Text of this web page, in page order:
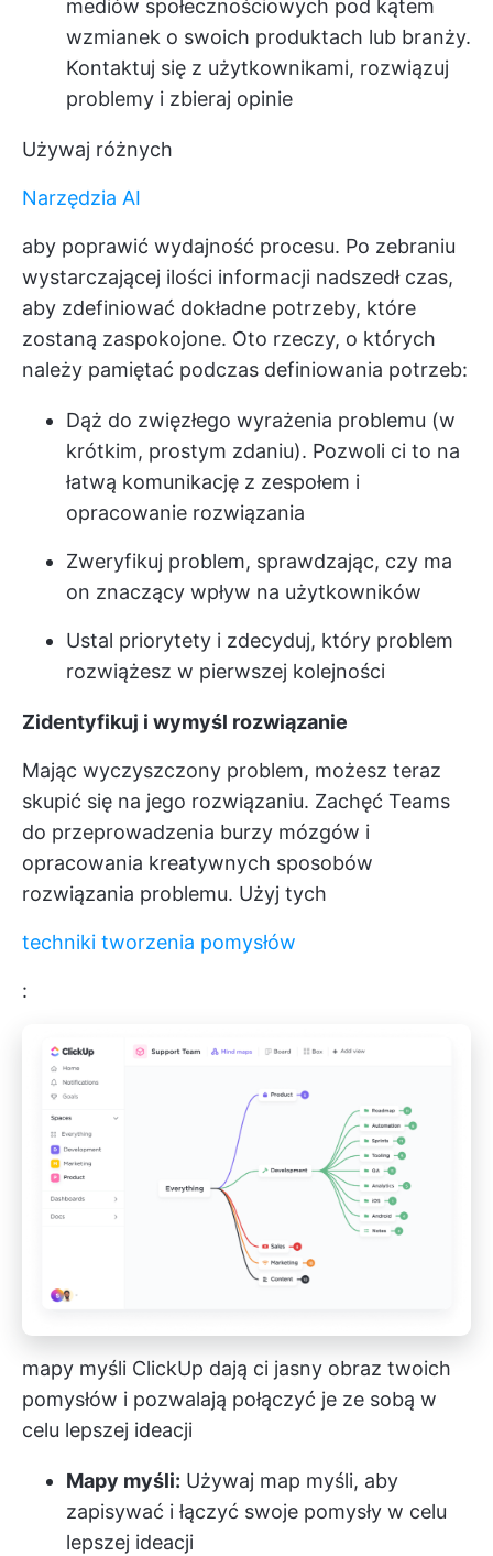
mediów społecznościowych pod kątem
wzmianek o swoich produktach lub branży.
Kontaktuj się z użytkownikami, rozwiązuj
problemy i zbieraj opinie
Używaj różnych
Narzędzia AI
aby poprawić wydajność procesu. Po zebraniu
wystarczającej ilości informacji nadszedł czas,
aby zdefiniować dokładne potrzeby, które
zostaną zaspokojone. Oto rzeczy, o których
należy pamiętać podczas definiowania potrzeb:
Dąż do zwięzłego wyrażenia problemu (w
krótkim, prostym zdaniu). Pozwoli ci to na
łatwą komunikację z zespołem i
opracowanie rozwiązania
Zweryfikuj problem, sprawdzając, czy ma
on znaczący wpływ na użytkowników
Ustal priorytety i zdecyduj, który problem
rozwiążesz w pierwszej kolejności
Zidentyfikuj i wymyśl rozwiązanie
Mając wyczyszczony problem, możesz teraz
skupić się na jego rozwiązaniu. Zachęć Teams
do przeprowadzenia burzy mózgów i
opracowania kreatywnych sposobów
rozwiązania problemu. Użyj tych
techniki tworzenia pomysłów
:
mapy myśli ClickUp dają ci jasny obraz twoich
pomysłów i pozwalają połączyć je ze sobą w
celu lepszej ideacji
Mapy myśli: Używaj map myśli, aby
zapisywać i łączyć swoje pomysły w celu
lepszej ideacji